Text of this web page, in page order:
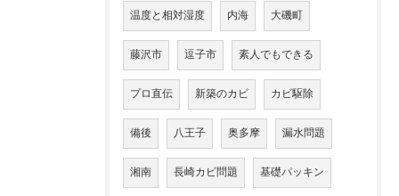
温度と相対湿度 内海 大磯町
藤沢市 逗子市 素人でもできる
プロ直伝 新築のカビ カビ駆除
備後 八王子 奥多摩 漏水問題
湘南 長崎カビ問題 基礎パッキン